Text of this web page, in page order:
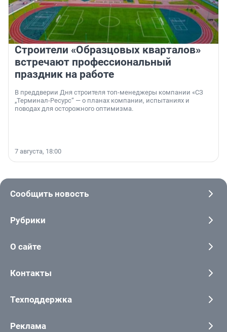
Строители «Образцовых кварталов»
встречают профессиональный
праздник на работе
В преддверии Дня строителя топ-менеджеры компании «СЗ
„Терминал-Ресурс“ — о планах компании, испытаниях и
поводах для осторожного оптимизма.
7 августа, 18:00
Сообщить новость
Рубрики
О сайте
Контакты
Техподдержка
Реклама